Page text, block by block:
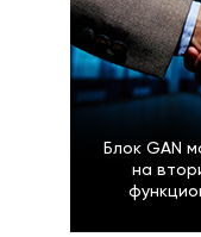
Блок GAN
на